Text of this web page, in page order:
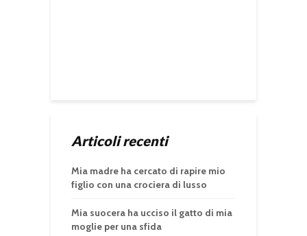
Articoli recenti
Mia madre ha cercato di rapire mio
figlio con una crociera di lusso
Mia suocera ha ucciso il gatto di mia
moglie per una sfida